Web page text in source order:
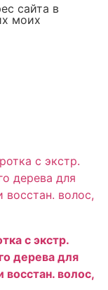
сайта в
моих
с экстр.
дерева для
восстан. волос,